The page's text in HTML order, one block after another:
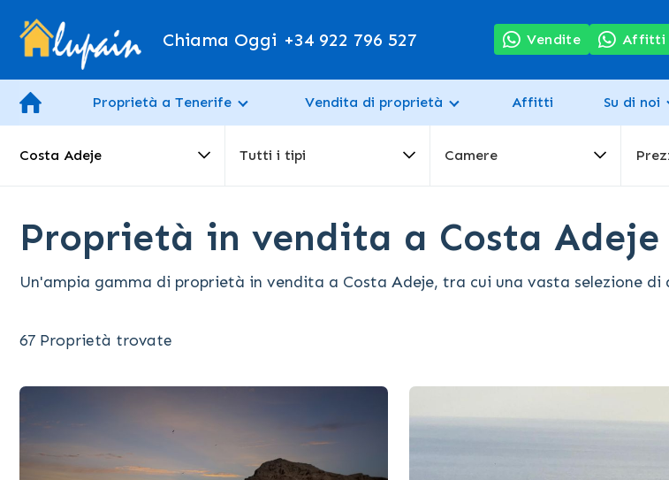
Chiama Oggi +34 922 796 527 Vendite Affitti
Proprietà a Tenerife Vendita di proprietà Affitti Su di noi
Costa Adeje Tutti i tipi Camere
Proprietà in vendita a Costa Adeje
Un'ampia gamma di proprietà in vendita a Costa Adeje, tra cui una vasta selezione
67 Proprietà trovate